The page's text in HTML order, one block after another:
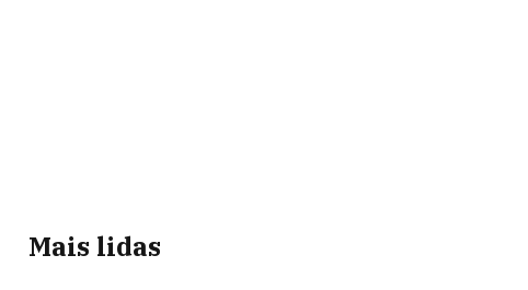
Mais lidas